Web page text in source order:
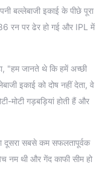
बल्लेबाजी इकाई के पीछे पूरा
रन पर ढेर हो गई और IPL में
"हम जानते थे कि हमें अच्छी
इकाई को दोष नहीं देता, वे
मोटी गड़बड़ियां होती हैं और
दूसरा सबसे कम सफलतापूर्वक
नम थी और गेंद काफी सीम हो